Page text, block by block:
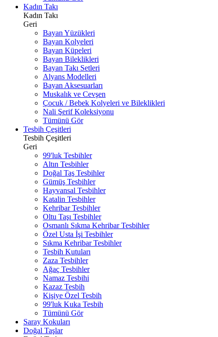
Kadın Takı
Kadın Takı
Geri
Bayan Yüzükleri
Bayan Kolyeleri
Bayan Küpeleri
Bayan Bileklikleri
Bayan Takı Setleri
Alyans Modelleri
Bayan Aksesuarları
Muskalık ve Cevşen
Çocuk / Bebek Kolyeleri ve Bileklikleri
Nali Şerif Koleksiyonu
Tümünü Gör
Tesbih Çeşitleri
Tesbih Çeşitleri
Geri
99'luk Tesbihler
Altın Tesbihler
Doğal Taş Tesbihler
Gümüş Tesbihler
Hayvansal Tesbihler
Katalin Tesbihler
Kehribar Tesbihler
Oltu Taşı Tesbihler
Osmanlı Sıkma Kehribar Tesbihler
Özel Usta İşi Tesbihler
Sıkma Kehribar Tesbihler
Tesbih Kutuları
Zaza Tesbihler
Ağaç Tesbihler
Namaz Tesbihi
Kazaz Tesbih
Kişiye Özel Tesbih
99'luk Kuka Tesbih
Tümünü Gör
Saray Kokuları
Doğal Taşlar